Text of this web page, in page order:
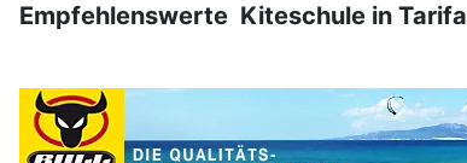
Empfehlenswerte Kiteschule in